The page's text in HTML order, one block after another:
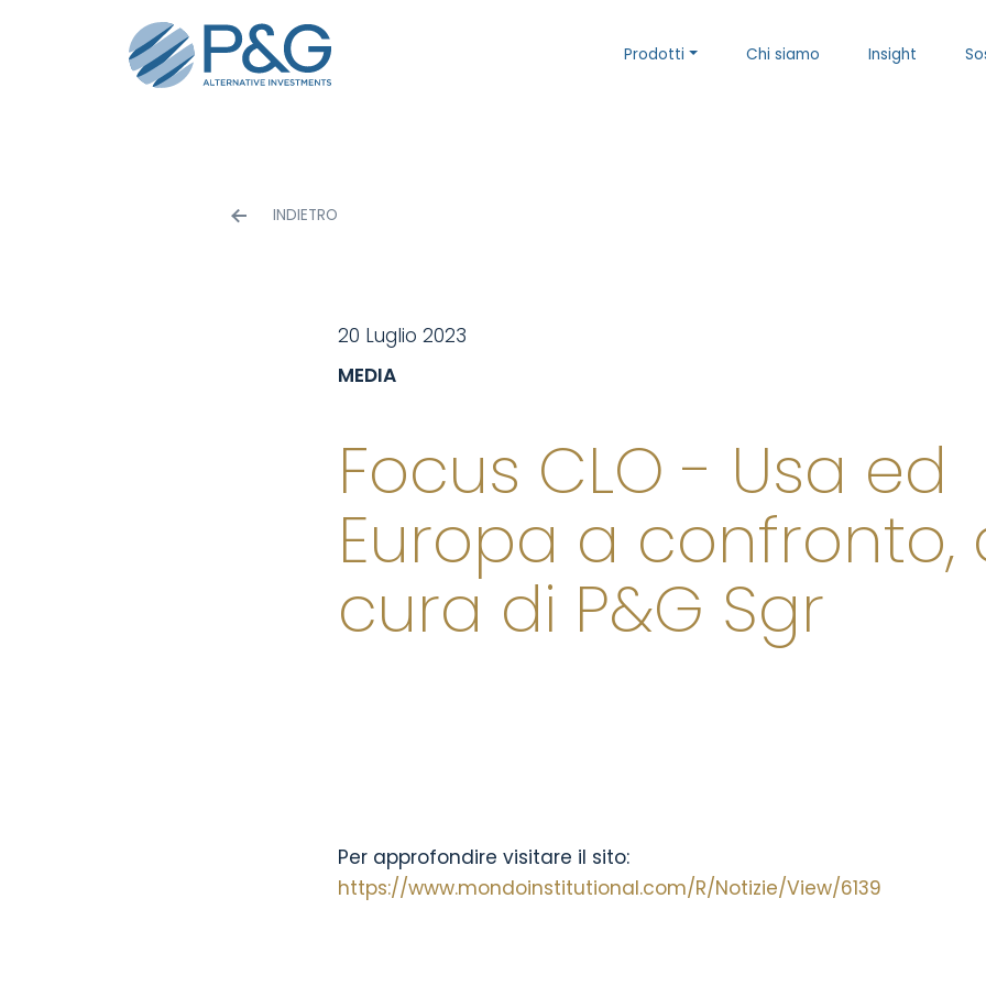
Prodotti Chi siamo Insight
INDIETRO
20 Luglio 2023
MEDIA
Focus CLO - Usa ed
Europa a confronto,
cura di P&G Sgr
Per approfondire visitare il sito:
https://www.mondoinstitutional.com/R/Notizie/View/6139